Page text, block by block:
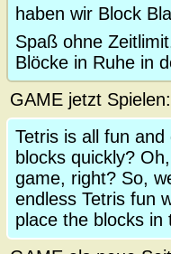
haben wir Block
Spaß ohne
Blöcke in Ruhe in
GAME jetzt
Tetris is all fun
blocks quickly?
game, right? So,
endless Tetris fun
place the blocks in